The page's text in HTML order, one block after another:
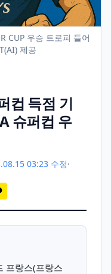
CUP 우승 트로피 들어
제공
컵 득점 기
슈퍼컵 우
03:23 수정·
프랑스(프랑스